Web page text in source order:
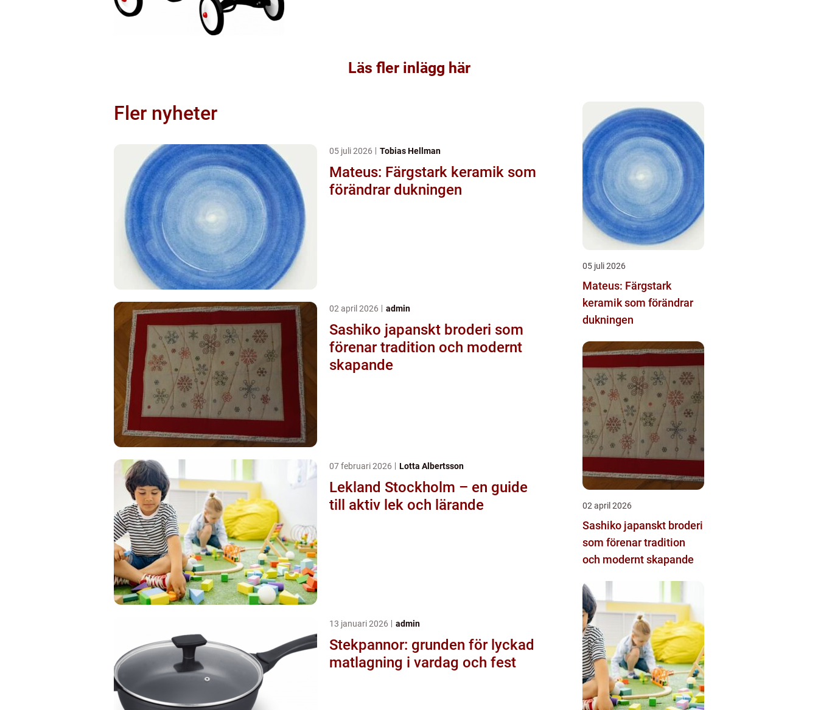
Läs fler inlägg här
Fler nyheter
05 juli 2026 Tobias Hellman
Mateus: Färgstark keramik som
förändrar dukningen
02 april 2026 admin
Sashiko japanskt broderi som
förenar tradition och modernt
skapande
07 februari 2026 Lotta Albertsson
Lekland Stockholm – en guide
till aktiv lek och lärande
13 januari 2026 admin
Stekpannor: grunden för lyckad
matlagning i vardag och fest
05 juli 2026
Mateus: Färgstark
keramik som förändrar
dukningen
02 april 2026
Sashiko japanskt broderi
som förenar tradition
och modernt skapande